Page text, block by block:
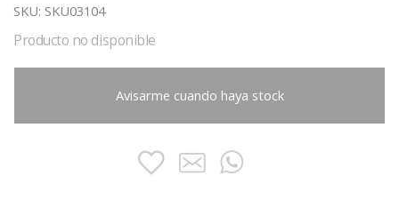
SKU: SKU03104
Producto no disponible
Avisarme cuando haya stock